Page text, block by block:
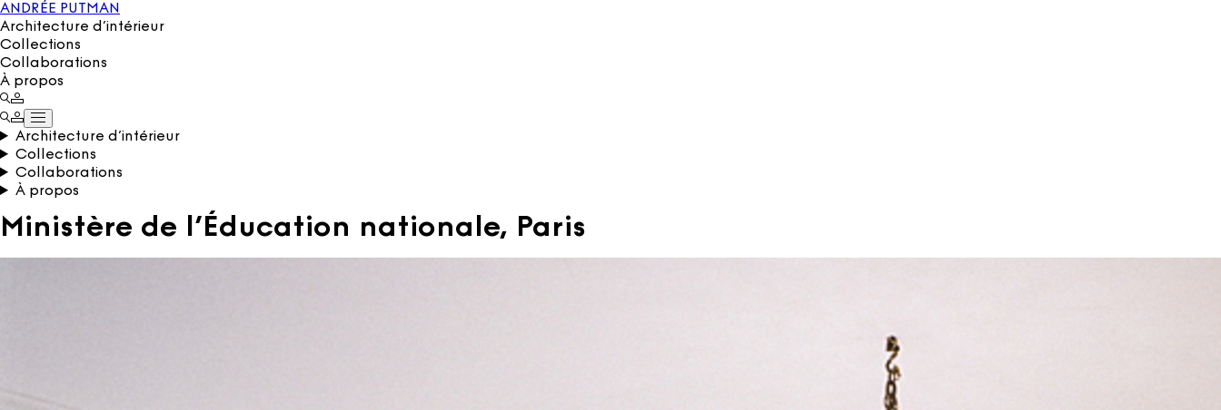
ANDRÉE PUTMAN
Architecture d’intérieur
Collections
Collaborations
À propos
Architecture d’intérieur
Collections
Collaborations
À propos
Ministère de l’Éducation nationale, Paris